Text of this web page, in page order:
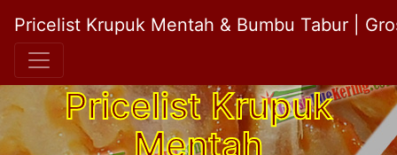
Pricelist Krupuk Mentah & Bumbu Tabur |
Pricelist Krupuk
Mentah